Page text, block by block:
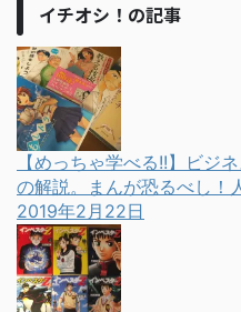
イチオシ！の記事
【めっちゃ学べる!!】ビジ
の解説。まんが恐るべし！
2019年2月22日